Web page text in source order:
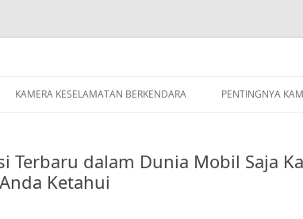
KAMERA KESELAMATAN BERKENDARA PENTINGNYA
Terbaru dalam Dunia Mobil Saja
Ketahui